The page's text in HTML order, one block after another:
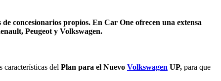
concesionarios propios. En Car One ofrecen una extensa
Peugeot y Volkswagen.
características del Plan para el Nuevo Volkswagen UP, para que